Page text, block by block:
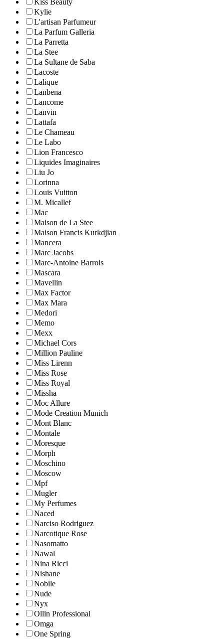
Kiss Beauty
Kylie
L'artisan Parfumeur
La Parfum Galleria
La Parretta
La Stee
La Sultane de Saba
Lacoste
Lalique
Lanbena
Lancome
Lanvin
Lattafa
Le Chameau
Le Labo
Lion Francesco
Liquides Imaginaires
Liu Jo
Lorinna
Louis Vuitton
M. Micallef
Mac
Maison de La Stee
Maison Francis Kurkdjian
Mancera
Marc Jacobs
Marc-Antoine Barrois
Mascara
Mavellin
Max Factor
Max Mara
Medori
Memo
Mexx
Michael Cors
Million Pauline
Miss Lirenn
Miss Rose
Miss Royal
Missha
Moc Allure
Mode Creation Munich
Mont Blanc
Montale
Moresque
Morph
Moschino
Moscow
Mpf
Mugler
My Perfumes
Naced
Narciso Rodriguez
Narcotique Rose
Nasomatto
Nawal
Nina Ricci
Nishane
Nobile
Nude
Nyx
Ollin Professional
Omga
One Spring